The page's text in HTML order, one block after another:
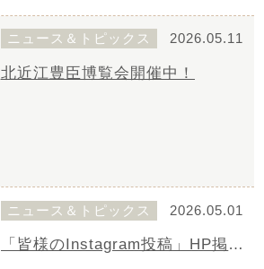
ニュース＆トピックス 2026.05.11
北近江豊臣博覧会開催中！
ニュース＆トピックス 2026.05.01
「皆様のInstagram投稿」HP掲載開始のご案内